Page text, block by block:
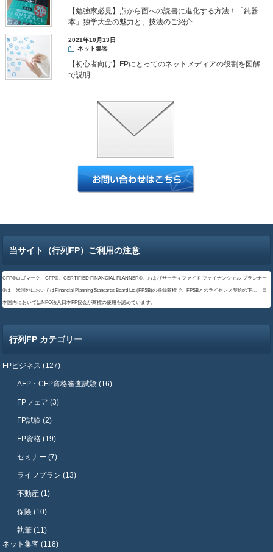
【勉強家必見】点から面への読書に進化する方法！「鈍器
本」独学大全の魅力と、技法のご紹介
2021年10月13日
ネット集客
【初心者向け】FPにとってのネットメディアの役割を図解
で説明
当サイト（行列FP）ご利用の注意
CFP®ロゴマーク、CFP®、CERTIFIED FINANCIAL PLANNER®、およびサーティファイド ファイナンシャル プランナー
®は、米国外においてはFinancial Planning Standards Board Ltd.(FPSB)の登録商標で、FPSBとのライセンス契約の下に、日
本国内においてはNPO法人日本FP協会が商標の使用を認めています。
行列FP カテゴリー
FPビジネス (127)
AFP・CFP資格審査試験 (16)
FPフェア (3)
FP試験 (2)
FP資格 (19)
セミナー (7)
ライフプラン (13)
不動産 (1)
保険 (10)
執筆 (11)
ネット集客 (118)